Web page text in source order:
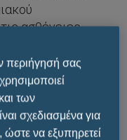
ασθένειες
πρέπει να
είναι ότι,
περιήγησή σας
των
σχεδιασμένα για
ώστε να εξυπηρετεί